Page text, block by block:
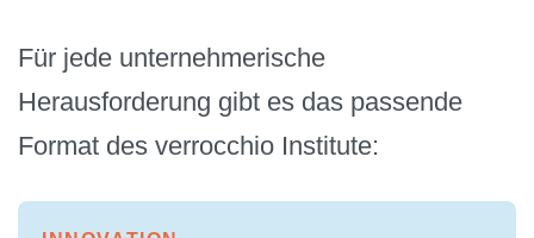
Für jede unternehmerische
Herausforderung gibt es das passende
Format des verrocchio Institute: